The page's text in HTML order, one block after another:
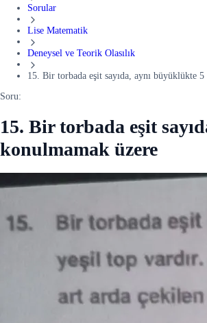
Sorular
Lise Matematik
Deneysel ve Teorik Olasılık
15. Bir torbada eşit sayıda, aynı büyüklükte 5
Soru:
15. Bir torbada eşit
konulmamak üzere